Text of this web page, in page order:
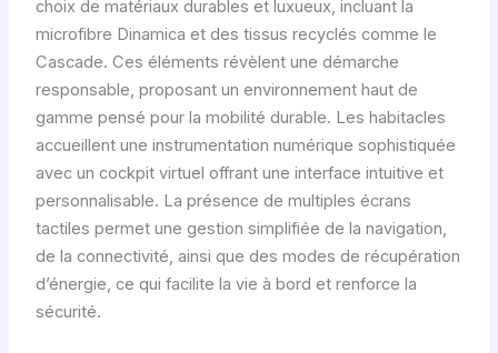
choix de matériaux durables et luxueux, incluant la
microfibre Dinamica et des tissus recyclés comme le
Cascade. Ces éléments révèlent une démarche
responsable, proposant un environnement haut de
gamme pensé pour la mobilité durable. Les habitacles
accueillent une instrumentation numérique sophistiquée
avec un cockpit virtuel offrant une interface intuitive et
personnalisable. La présence de multiples écrans
tactiles permet une gestion simplifiée de la navigation,
de la connectivité, ainsi que des modes de récupération
d’énergie, ce qui facilite la vie à bord et renforce la
sécurité.